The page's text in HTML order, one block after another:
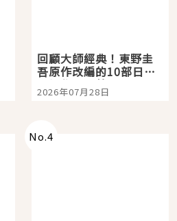
回顧大師經典！東野圭
吾原作改編的10部日本
影視作品推薦
2026年07月28日
No.4